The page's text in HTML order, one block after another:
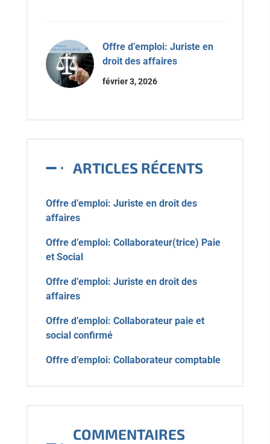
Offre d’emploi: Juriste en
droit des affaires
février 3, 2026
ARTICLES RÉCENTS
Offre d’emploi: Juriste en droit des
affaires
Offre d’emploi: Collaborateur(trice) Paie
et Social
Offre d’emploi: Juriste en droit des
affaires
Offre d’emploi: Collaborateur paie et
social confirmé
Offre d’emploi: Collaborateur comptable
COMMENTAIRES